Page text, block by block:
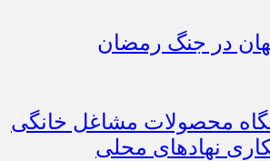
در جنگ رمضان
محصولات مشاغل خانگی
نهادهای محلی